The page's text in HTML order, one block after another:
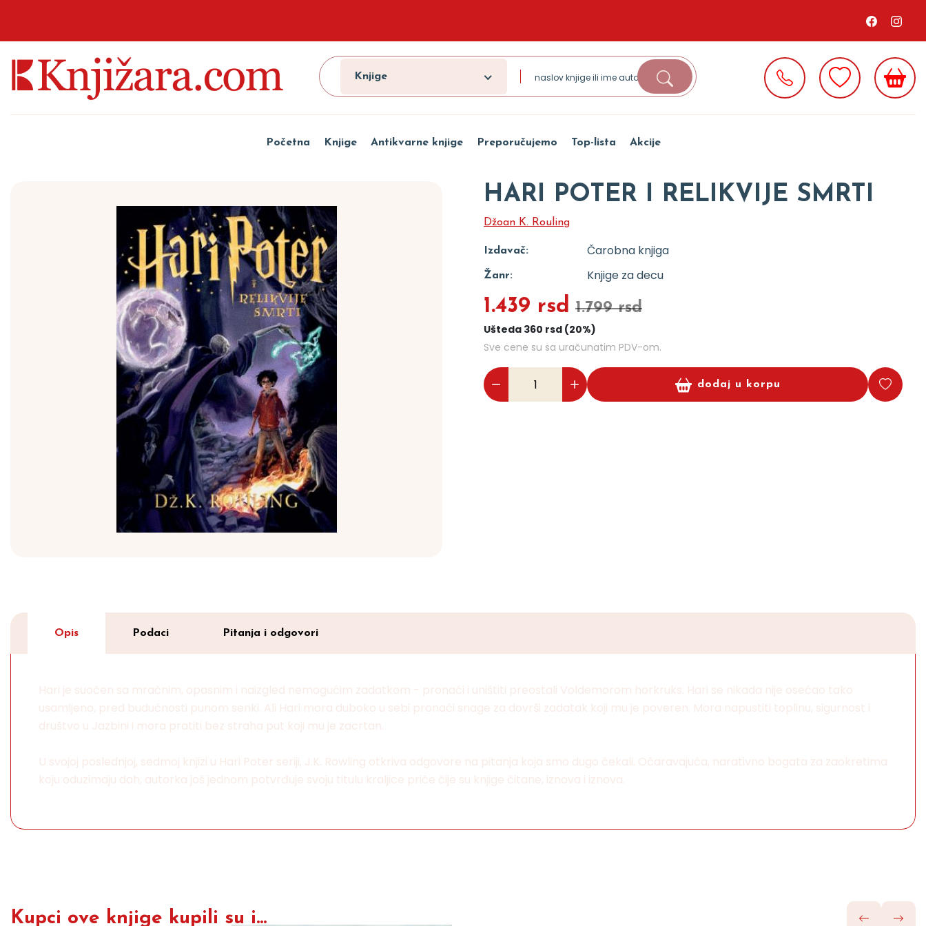
Knjige
Početna Knjige Antikvarne knjige Preporučujemo Top-lista Akcije
HARI POTER I RELIKVIJE SMRTI
Džoan K. Rouling
Izdavač: Čarobna knjiga
Žanr: Knjige za decu
1.439 rsd 1.799 rsd
Ušteda 360 rsd (20%)
Sve cene su sa uračunatim PDV-om.
dodaj u korpu
Opis Podaci Pitanja i odgovori
Hari je suočen sa mračnim, opasnim i naizgled nemogućim zadatkom - pronaći i uništiti preostali Voldemorom horkruks. Hari se nikada nije osećao tako
usamljeno, pred budućnosti punom senki. Ali Hari mora duboko u sebi pronaći snage za dovrši zadatak koji mu je poveren. Mora napustiti toplinu, sigurnost i
društvo u Jazbini i mora pratiti bez straha put koji mu je zacrtan.
U svojoj poslednjoj, sedmoj knjizi u Hari Poter seriji, J.K. Rowling otkriva odgovore na pitanja koja smo dugo čekali. Očaravajuća, narativno bogata za zaokretima
koju oduzimaju dah, autorka još jednom potvrđuje svoju titulu kraljice priče čije su knjige čitane, iznova i iznova.
Kupci ove knjige kupili su i...